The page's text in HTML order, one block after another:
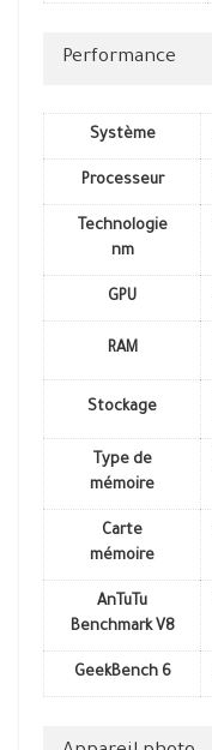
Performance
Système
Processeur
Technologie
nm
GPU
RAM
Stockage
Type de
mémoire
Carte
mémoire
AnTuTu
Benchmark V8
GeekBench 6